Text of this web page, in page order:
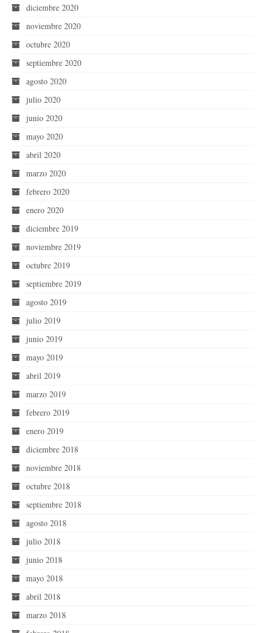
diciembre 2020
noviembre 2020
octubre 2020
septiembre 2020
agosto 2020
julio 2020
junio 2020
mayo 2020
abril 2020
marzo 2020
febrero 2020
enero 2020
diciembre 2019
noviembre 2019
octubre 2019
septiembre 2019
agosto 2019
julio 2019
junio 2019
mayo 2019
abril 2019
marzo 2019
febrero 2019
enero 2019
diciembre 2018
noviembre 2018
octubre 2018
septiembre 2018
agosto 2018
julio 2018
junio 2018
mayo 2018
abril 2018
marzo 2018